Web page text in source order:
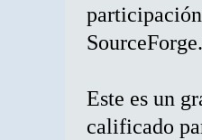
SourceForge.
Este es un
calificado